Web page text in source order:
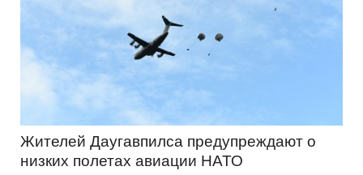
Жителей Даугавпилса предупреждают о
низких полетах авиации НАТО